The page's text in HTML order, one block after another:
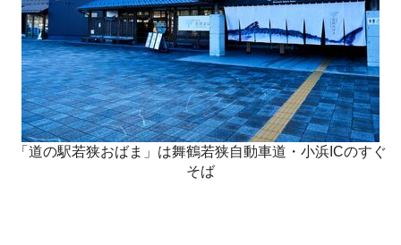
「道の駅若狭おばま」は舞鶴若狭自動車道・小浜ICのすぐ
そば